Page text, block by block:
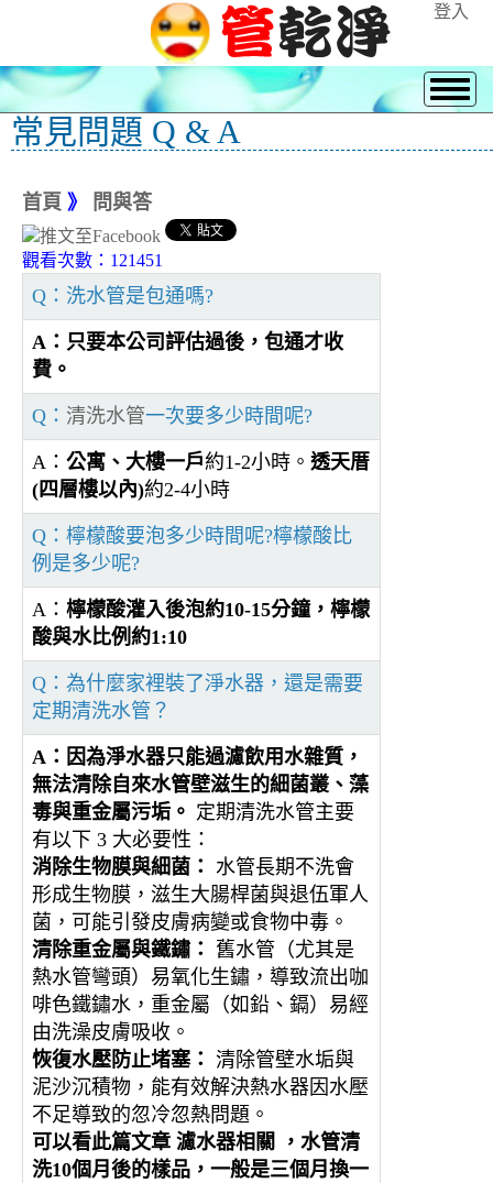
登入
常見問題 Q & A
首頁 》 問與答
觀看次數：121451
Q：洗水管是包通嗎?
A：只要本公司評估過後，包通才收
費。
Q： 清洗水管一次要多少時間呢?
A： 公寓、大樓一戶約1-2小時。 透天厝
(四層樓以內)約2-4小時
Q：檸檬酸要泡多少時間呢?檸檬酸比
例是多少呢?
A： 檸檬酸灌入後泡約10-15分鐘，檸檬
酸與水比例約1:10
Q：為什麼家裡裝了淨水器，還是需要
定期清洗水管？
A： 因為淨水器只能過濾飲用水雜質，
無法清除自來水管壁滋生的細菌叢、藻
毒與重金屬污垢。 定期清洗水管主要
有以下 3 大必要性：
消除生物膜與細菌：
水管長期不洗會
形成生物膜，滋生大腸桿菌與退伍軍人
菌，可能引發皮膚病變或食物中毒。
清除重金屬與鐵鏽：
舊水管（尤其是
熱水管彎頭）易氧化生鏽，導致流出咖
啡色鐵鏽水，重金屬（如鉛、鎘）易經
由洗澡皮膚吸收。
恢復水壓防止堵塞： 清除管壁水垢與
泥沙沉積物，能有效解決熱水器因水壓
不足導致的忽冷忽熱問題。
可以看此篇文章 濾水器相關 ，水管清
洗10個月後的樣品，一般是三個月換一